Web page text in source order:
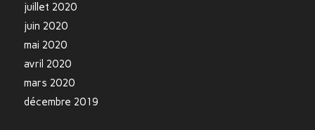
juillet 2020
juin 2020
mai 2020
avril 2020
mars 2020
décembre 2019